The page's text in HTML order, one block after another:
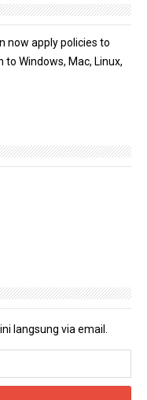
now apply policies to
to Windows, Mac, Linux,
langsung via email.